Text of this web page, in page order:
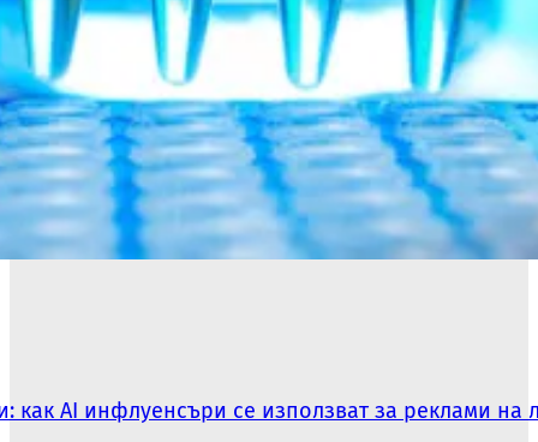
AI инфлуенсъри се използват за реклами на